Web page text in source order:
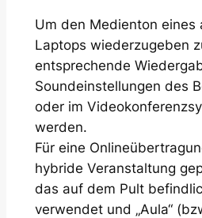
Um den Medienton eines
Laptops wiederzugeben
entsprechende
Soundeinstellungen des
oder im
werden.
Für eine
hybride Veranstaltung
das auf dem Pult
verwendet und „Aula“